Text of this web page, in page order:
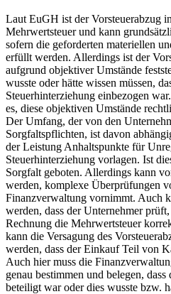
Laut EuGH ist der Vorsteuerabzug
Mehrwertsteuer und kann
sofern die geforderten materiellen
erfüllt werden. Allerdings ist der
aufgrund objektiver Umstände
wusste oder hätte wissen müssen,
Steuerhinterziehung einbezogen
es, diese objektiven Umstände
Der Umfang, der von den
Sorgfaltspflichten, ist davon
der Leistung Anhaltspunkte für
Steuerhinterziehung vorlagen. Ist
Sorgfalt geboten. Allerdings kann
werden, komplexe Überprüfungen
Finanzverwaltung vornimmt. Auch
werden, dass der Unternehmer
Rechnung die Mehrwertsteuer
kann die Versagung des
werden, dass der Einkauf Teil von
Auch hier muss die
genau bestimmen und belegen,
beteiligt war oder dies wusste bzw.